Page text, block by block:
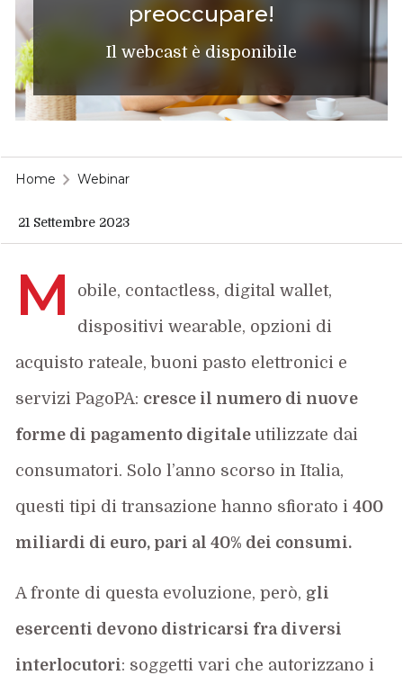
preoccupare!
Il webcast è disponibile
Home Webinar
21 Settembre 2023
M
obile, contactless, digital wallet,
dispositivi wearable, opzioni di
acquisto rateale, buoni pasto elettronici e
servizi PagoPA: cresce il numero di nuove
forme di pagamento digitaleutilizzate dai
consumatori. Solo l’anno scorso in Italia,
questi tipi di transazione hanno sfiorato i400
miliardi di euro, pari al 40% dei consumi.
A fronte di questa evoluzione, però, gli
esercenti devono districarsi fra diversi
interlocutori: soggetti vari che autorizzano i